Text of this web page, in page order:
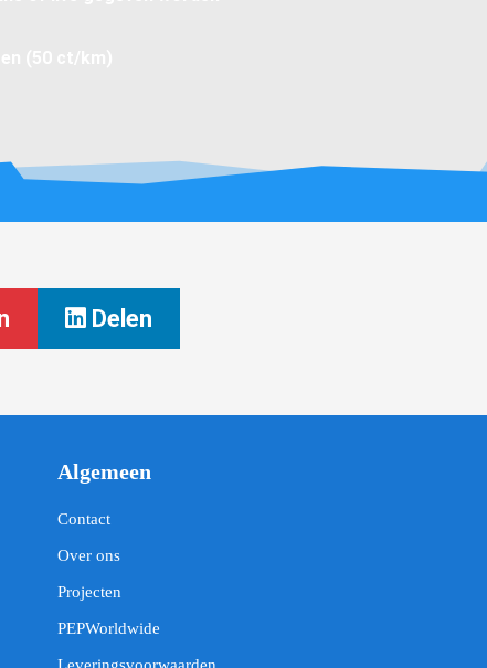
Delen
Algemeen
Contact
Over ons
Projecten
PEPWorldwide